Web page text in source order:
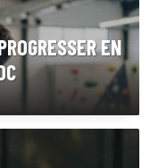
EN